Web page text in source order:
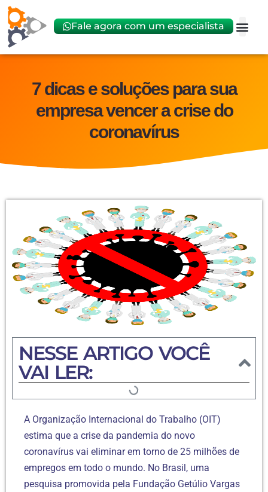
Fale agora com um especialista
7 dicas e soluções para sua
empresa vencer a crise do
coronavírus
NESSE ARTIGO VOCÊ
VAI LER:
A Organização Internacional do Trabalho (OIT)
estima que a crise da pandemia do novo
coronavírus vai eliminar em torno de 25 milhões de
empregos em todo o mundo. No Brasil, uma
pesquisa promovida pela Fundação Getúlio Vargas